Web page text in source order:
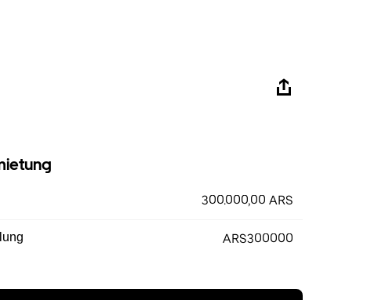
300.000,00 ARS
ARS300000